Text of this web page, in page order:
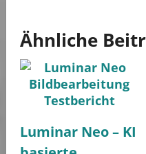
Ähnliche
Luminar Neo – KI